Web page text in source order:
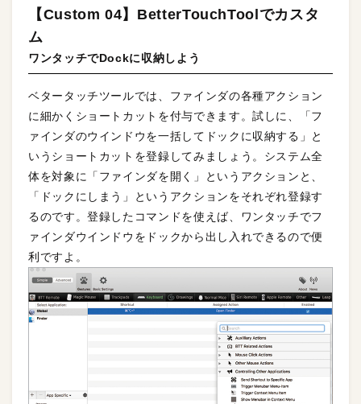
【Custom 04】BetterTouchToolでカスタ
ム
ワンタッチでDockに収納しよう
ベタータッチツールでは、ファインダの各種アクション
に細かくショートカットを付与できます。試しに、「フ
ァインダのウインドウを一括してドックに収納する」と
いうショートカットを登録してみましょう。システム全
体を対象に「ファインダを開く」というアクションと、
「ドックにしまう」というアクションをそれぞれ登録す
るのです。登録したコマンドを使えば、ワンタッチでフ
ァインダウインドウをドックから出し入れできるので便
利ですよ。